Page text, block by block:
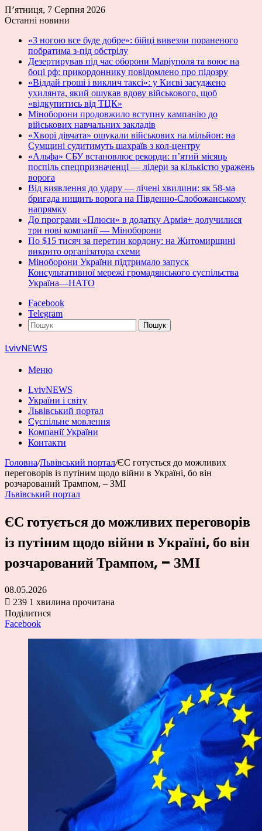
П’ятниця, 7 Серпня 2026
Останні новини
«З ногою все буде добре»: бійці вивезли пораненого
побратима з-під обстрілу
Дезертирував під час оборони Маріуполя та воює на
боці рф: прикордоннику повідомлено про підозру
«Віддай гроші і виклич таксі»: у Києві засуджено
ухилянта, який ошукав вдову військового, щоб
«відкупитись від ТЦК»
Міноборони продовжило вступну кампанію до
військових навчальних закладів
«Хворі дівчата» ошукали військових на мільйон: на
Сумщині судитимуть шахраїв з кол-центру
«Альфа» СБУ встановлює рекорди: п’ятий місяць
поспіль спецпризначенці — лідери за кількістю уражень
ворога
Від виявлення до удару — лічені хвилини: як 58-ма
бригада нищить ворога на Південно-Слобожанському
напрямку
До програми «Плюси» в додатку Армія+ долучилися
три нові компанії — Міноборони
По $15 тисяч за перетин кордону: на Житомирщині
викрито організатора схеми
Міноборони України підтримало запуск
Консультативної мережі громадянського суспільства
Україна—НАТО
Facebook
Telegram
Пошук
LvivNEWS
Меню
LvivNEWS
України і світу
Львівський портал
Суспільне мовлення
Компанії України
Контакти
Головна/Львівський портал/ЄС готується до можливих
переговорів із путіним щодо війни в Україні, бо він
розчарований Трампом, – ЗМІ
Львівський портал
ЄС готується до можливих переговорів
із путіним щодо війни в Україні, бо він
розчарований Трампом, – ЗМІ
08.05.2026
239 1 хвилина прочитана
Поділитися
Facebook